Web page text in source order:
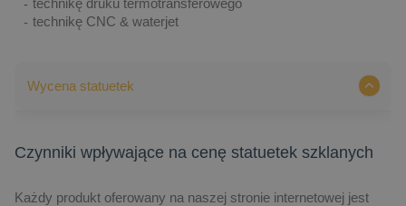
technikę CNC & waterjet
Wycena statuetek
Czynniki wpływające na cenę statuetek szklanych
Każdy produkt oferowany na naszej stronie internetowej jest